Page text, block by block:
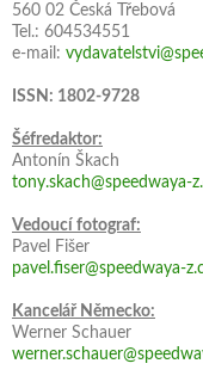
560 02 Česká Třebová
Tel.: 604534551
e-mail:
ISSN: 1802-9728
Šéfredaktor:
Antonín Škach
tony.skach@speedwaya-
Vedoucí fotograf:
Pavel Fišer
pavel.fiser@speedwaya-
Kancelář Německo:
Werner Schauer